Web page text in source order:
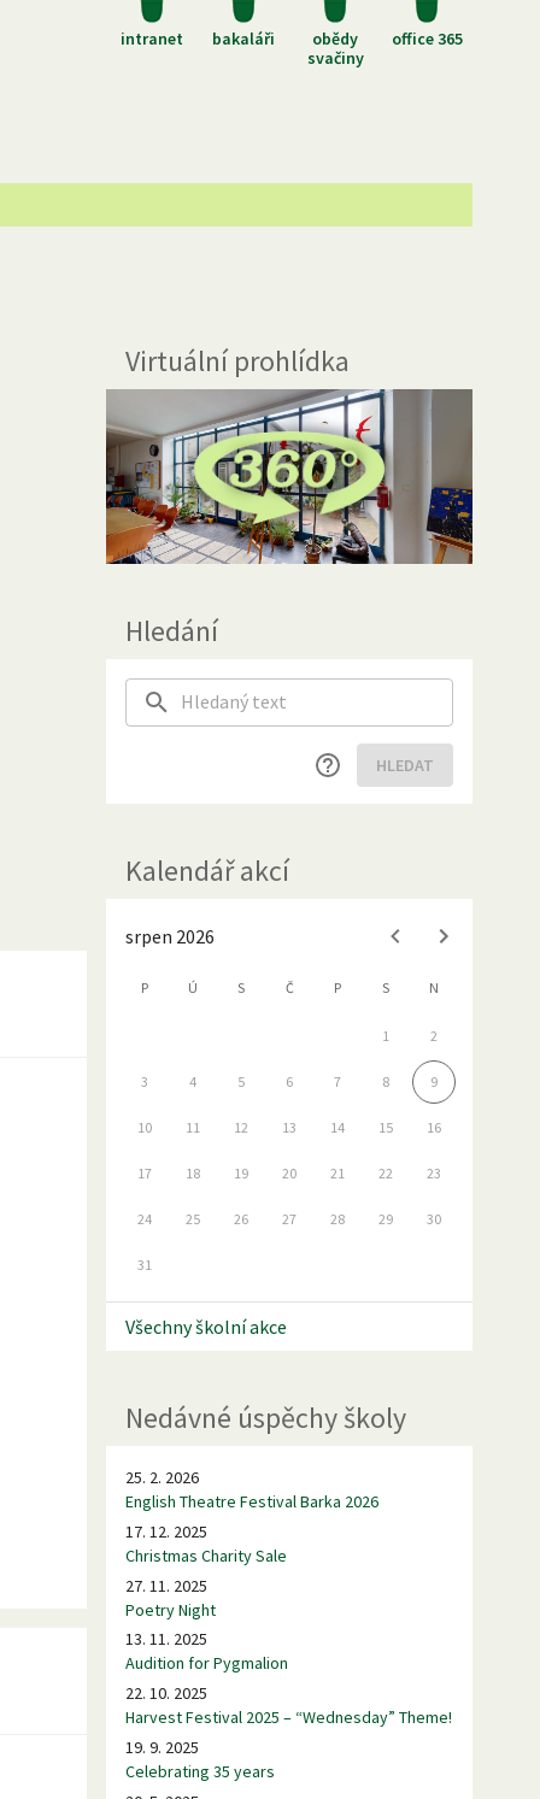
intranet bakaláři
obědy
svačiny
office 365
Virtuální prohlídka
Hledání
HLEDAT
Kalendář akcí
srpen 2026
P Ú S Č P S N
1 2
3 4 5 6 7 8 9
10 11 12 13 14 15 16
17 18 19 20 21 22 23
24 25 26 27 28 29 30
31
Všechny školní akce
Nedávné úspěchy školy
25. 2. 2026
English Theatre Festival Barka 2026
17. 12. 2025
Christmas Charity Sale
27. 11. 2025
Poetry Night
13. 11. 2025
Audition for Pygmalion
22. 10. 2025
Harvest Festival 2025 – “Wednesday” Theme!
19. 9. 2025
Celebrating 35 years